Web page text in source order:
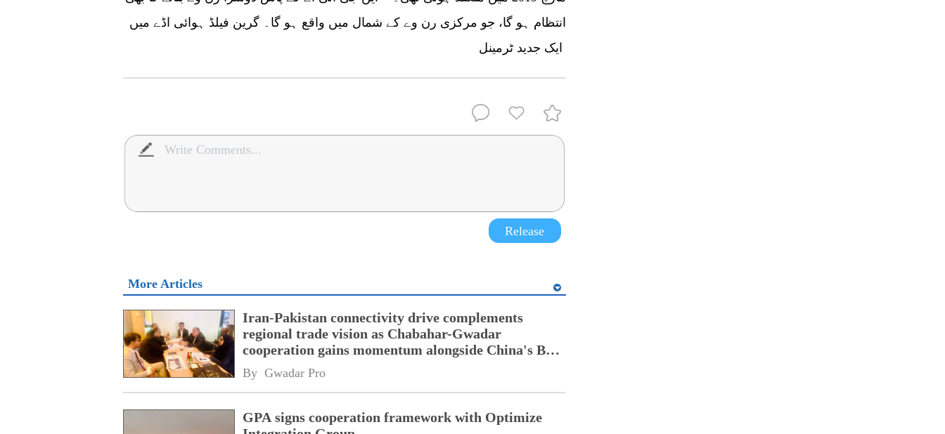
انتظام ہو گا، جو مرکزی رن وے کے شمال میں واقع ہو گا۔ گرین فیلڈ ہوائی اڈے میں
Release
More Articles
Iran-Pakistan connectivity drive complements
regional trade vision as Chabahar-Gwadar
cooperation gains momentum alongside China's BRI
network
By Gwadar Pro
GPA signs cooperation framework with Optimize